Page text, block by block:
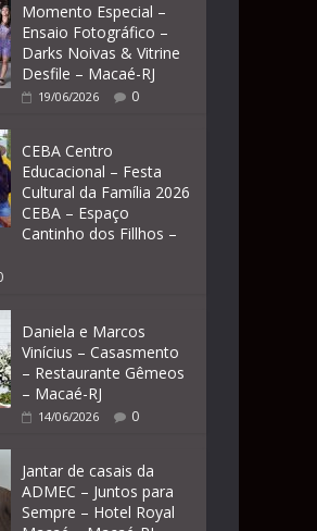
Momento Especial –
Ensaio Fotográfico –
Darks Noivas & Vitrine
Desfile – Macaé-RJ
19/06/2026 0
CEBA Centro
Educacional – Festa
Cultural da Família 2026
CEBA – Espaço
Cantinho dos Fillhos –
Daniela e Marcos
Vinícius – Casasmento
– Restaurante Gêmeos
– Macaé-RJ
14/06/2026 0
Jantar de casais da
ADMEC – Juntos para
Sempre – Hotel Royal